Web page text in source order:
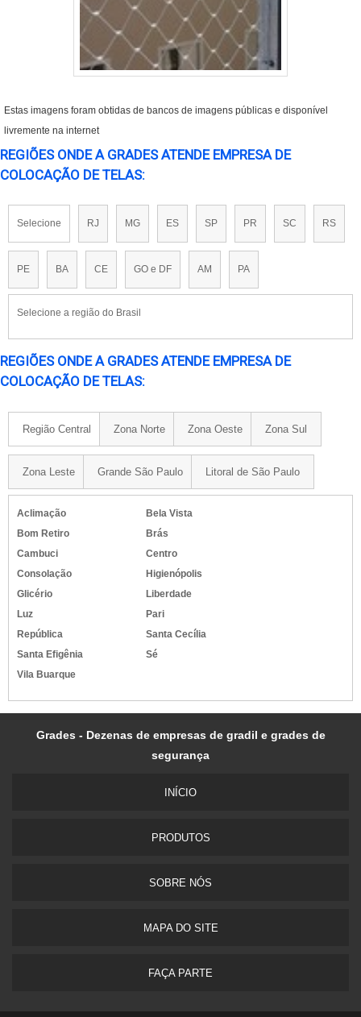
Estas imagens foram obtidas de bancos de imagens públicas e disponível
livremente na internet
REGIÕES ONDE A GRADES ATENDE EMPRESA DE
COLOCAÇÃO DE TELAS:
Selecione RJ MG ES SP PR SC RS
PE BA CE GO e DF AM PA
Selecione a região do Brasil
REGIÕES ONDE A GRADES ATENDE EMPRESA DE
COLOCAÇÃO DE TELAS:
Região Central Zona Norte Zona Oeste Zona Sul
Zona Leste Grande São Paulo Litoral de São Paulo
Aclimação
Bela Vista
Bom Retiro
Brás
Cambuci
Centro
Consolação
Higienópolis
Glicério
Liberdade
Luz
Pari
República
Santa Cecília
Santa Efigênia
Sé
Vila Buarque
Grades - Dezenas de empresas de gradil e grades de
segurança
INÍ­CIO
PRODUTOS
SOBRE NÓS
MAPA DO SITE
FAÇA PARTE